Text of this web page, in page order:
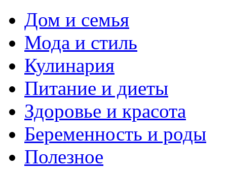
Дом и семья
Мода и стиль
Кулинария
Питание и диеты
Здоровье и красота
Беременность и роды
Полезное